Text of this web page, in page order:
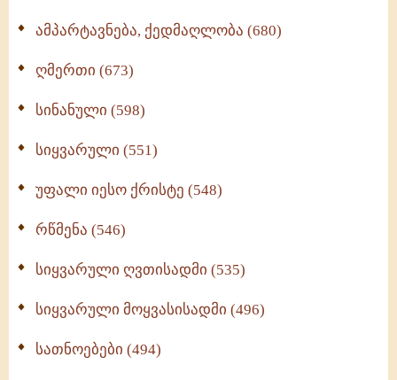
ამპარტავნება, ქედმაღლობა (680)
ღმერთი (673)
სინანული (598)
სიყვარული (551)
უფალი იესო ქრისტე (548)
რწმენა (546)
სიყვარული ღვთისადმი (535)
სიყვარული მოყვასისადმი (496)
სათნოებები (494)